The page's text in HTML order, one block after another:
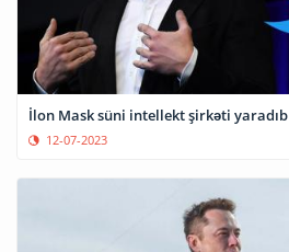
İlon Mask süni intellekt şirkəti yaradıb
12-07-2023